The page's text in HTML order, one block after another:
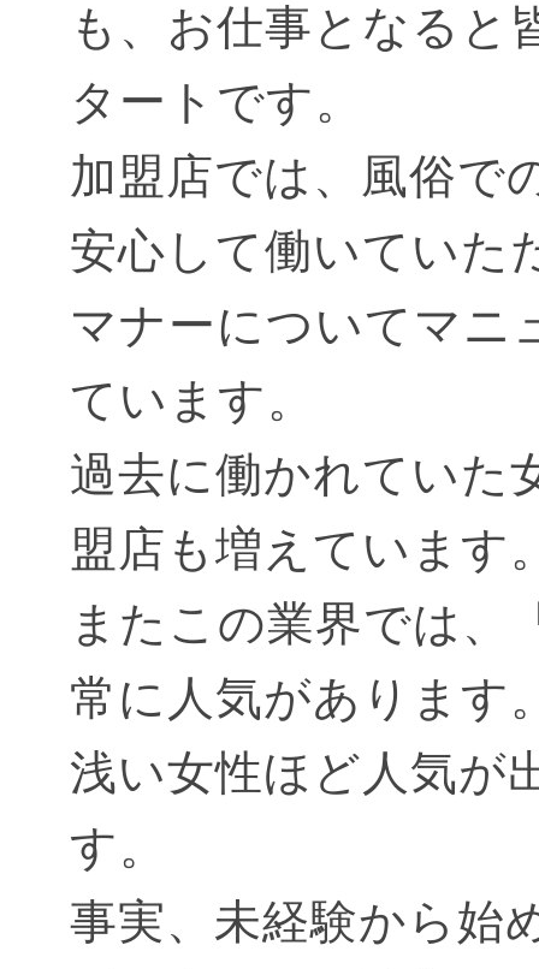
も、お仕事となると
タートです。
加盟店では、風俗で
安心して働いていた
マナーについてマニ
ています。
過去に働かれていた
盟店も増えています
またこの業界では、
常に人気があります
浅い女性ほど人気が
す。
事実、未経験から始